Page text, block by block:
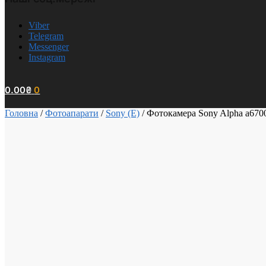
Viber
Telegram
Messenger
Instagram
0.00₴ 0
Головна /Фотоапарати / Sony (E) /Фотокамера Sony Alpha